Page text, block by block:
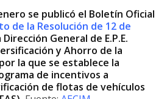
se publicó el Boletín Oficial
de la Resolución de 12 de
Dirección General de E.P.E.
y Ahorro de la
la que se establece la
de incentivos a
de flotas de vehículos